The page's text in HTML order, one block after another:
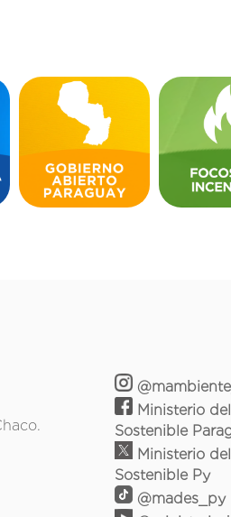
Ministerio
Sostenible
Ministerio
Sostenible Py
@mades_py